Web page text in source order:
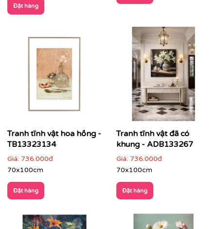
Đặt hàng
Tranh tĩnh vật hoa hồng -
TB13323134
Giá: 736.000đ
70x100cm
Đặt hàng
Tranh tĩnh vật đã có
khung - ADB133267
Giá: 736.000đ
70x100cm
Đặt hàng